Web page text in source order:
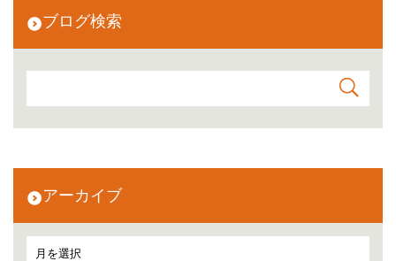
ブログ検索
アーカイブ